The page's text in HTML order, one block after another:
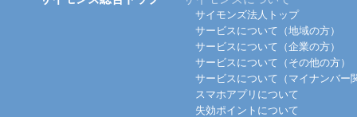
サイモンズ法人トップ
サービスについて（地域の方）
サービスについて（企業の方）
サービスについて（その他の方）
サービスについて（マイナンバー
スマホアプリについて
失効ポイントについて